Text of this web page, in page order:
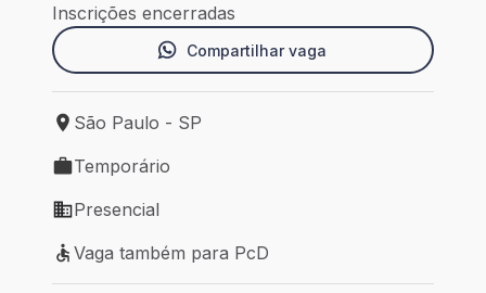
Inscrições encerradas
Compartilhar vaga
Local de trabalho: São Paulo - SP
São Paulo - SP
Tipo de vaga: Temporário
Temporário
Modelo de trabalho: Presencial
Presencial
Vaga também para PcD
Vaga também para PcD